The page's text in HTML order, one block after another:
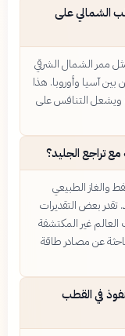
الشمالي على
ممر الشمال الشرقي
آسيا وأوروبا. هذا
ويشعل التنافس على
تراجع الجليد؟
والغاز الطبيعي
تقدر بعض التقديرات
غير المكتشفة
عن مصادر طاقة
في القطب